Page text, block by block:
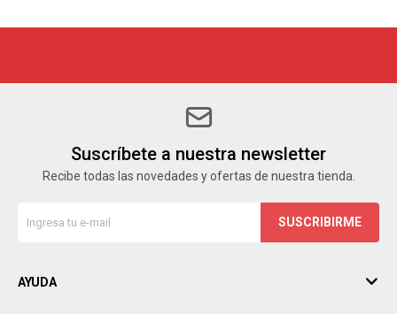
Suscríbete a nuestra newsletter
Recibe todas las novedades y ofertas de nuestra tienda.
SUSCRIBIRME
AYUDA